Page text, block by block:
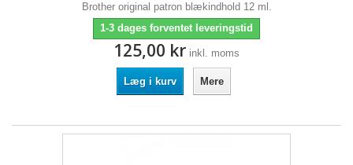
Brother original patron blækindhold 12 ml.
1-3 dages forventet leveringstid
125,00 kr inkl. moms
Læg i kurv Mere